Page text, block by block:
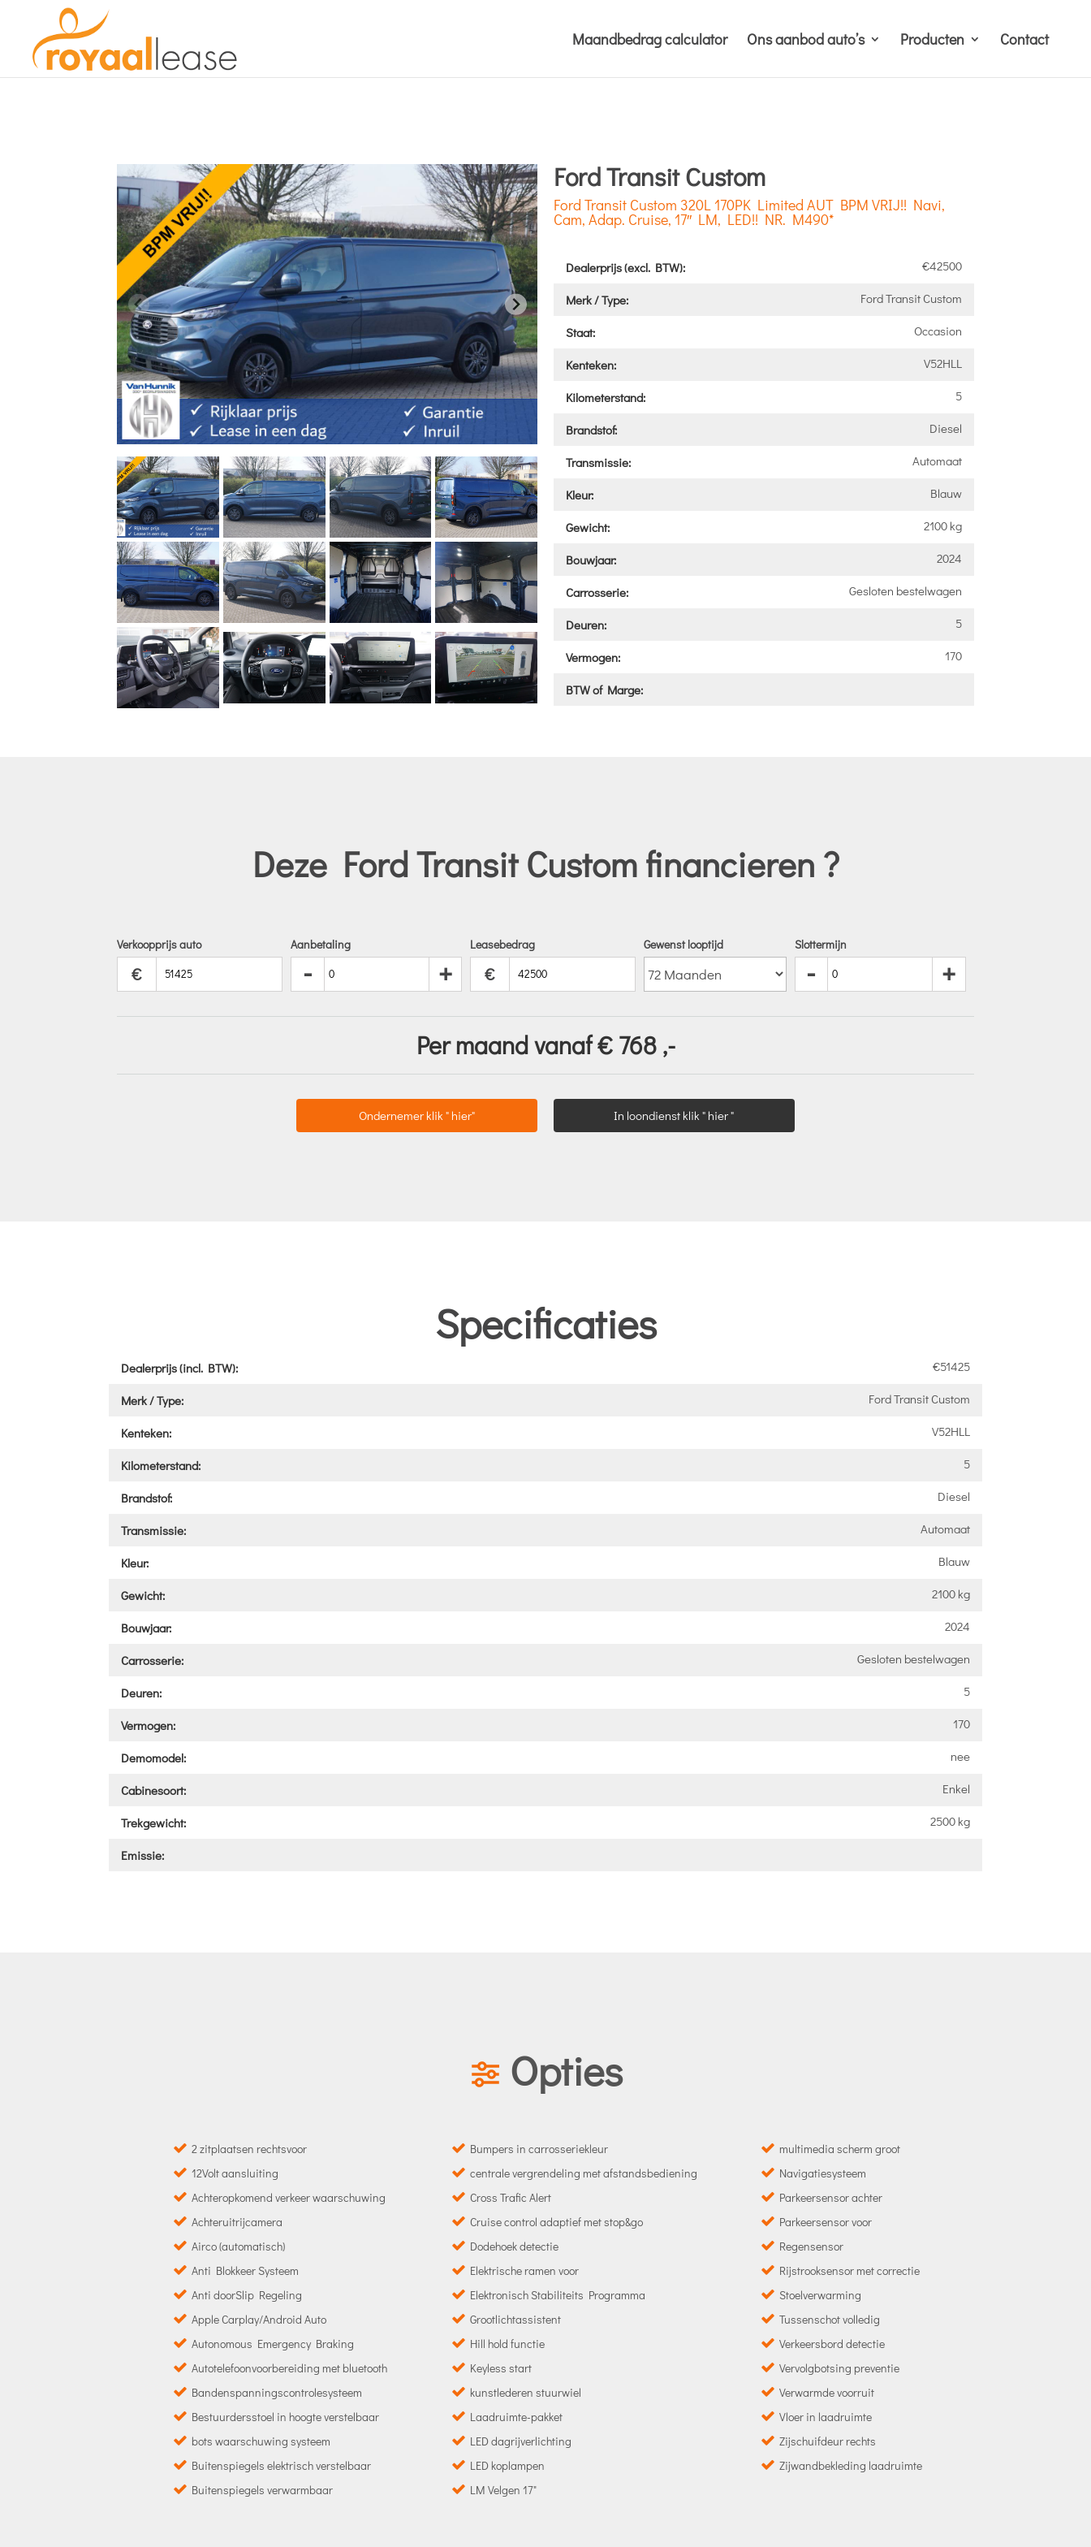
Maandbedrag calculator Ons aanbod auto’s Producten Contact
Ford Transit Custom
Ford Transit Custom 320L 170PK Limited AUT BPM VRIJ!! Navi,
Cam, Adap. Cruise, 17″ LM, LED!! NR. M490*
Dealerprijs (excl. BTW): €42500
Merk / Type: Ford Transit Custom
Staat: Occasion
Kenteken: V52HLL
Kilometerstand: 5
Brandstof: Diesel
Transmissie: Automaat
Kleur: Blauw
Gewicht: 2100 kg
Bouwjaar: 2024
Carrosserie: Gesloten bestelwagen
Deuren: 5
Vermogen: 170
BTW of Marge:
Deze Ford Transit Custom financieren ?
Verkoopprijs auto
€
Aanbetaling
- +
Leasebedrag
€
Gewenst looptijd Slottermijn
- +
Per maand vanaf € 768 ,-
Ondernemer klik " hier" In loondienst klik " hier "
Specificaties
Dealerprijs (incl. BTW): €51425
Merk / Type: Ford Transit Custom
Kenteken: V52HLL
Kilometerstand: 5
Brandstof: Diesel
Transmissie: Automaat
Kleur: Blauw
Gewicht: 2100 kg
Bouwjaar: 2024
Carrosserie: Gesloten bestelwagen
Deuren: 5
Vermogen: 170
Demomodel: nee
Cabinesoort: Enkel
Trekgewicht: 2500 kg
Emissie:
Opties
2 zitplaatsen rechtsvoor
12Volt aansluiting
Achteropkomend verkeer waarschuwing
Achteruitrijcamera
Airco (automatisch)
Anti Blokkeer Systeem
Anti doorSlip Regeling
Apple Carplay/Android Auto
Autonomous Emergency Braking
Autotelefoonvoorbereiding met bluetooth
Bandenspanningscontrolesysteem
Bestuurdersstoel in hoogte verstelbaar
bots waarschuwing systeem
Buitenspiegels elektrisch verstelbaar
Buitenspiegels verwarmbaar
Bumpers in carrosseriekleur
centrale vergrendeling met afstandsbediening
Cross Trafic Alert
Cruise control adaptief met stop&go
Dodehoek detectie
Elektrische ramen voor
Elektronisch Stabiliteits Programma
Grootlichtassistent
Hill hold functie
Keyless start
kunstlederen stuurwiel
Laadruimte-pakket
LED dagrijverlichting
LED koplampen
LM Velgen 17"
multimedia scherm groot
Navigatiesysteem
Parkeersensor achter
Parkeersensor voor
Regensensor
Rijstrooksensor met correctie
Stoelverwarming
Tussenschot volledig
Verkeersbord detectie
Vervolgbotsing preventie
Verwarmde voorruit
Vloer in laadruimte
Zijschuifdeur rechts
Zijwandbekleding laadruimte